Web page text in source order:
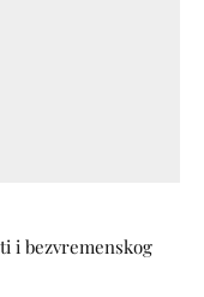
i bezvremenskog